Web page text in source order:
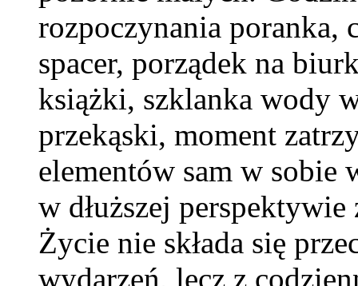
rozpoczynania
spacer, porządek na
książki, szklanka wody
przekąski, moment
elementów sam w sobie
w dłuższej
Życie nie składa się
wydarzeń, lecz z